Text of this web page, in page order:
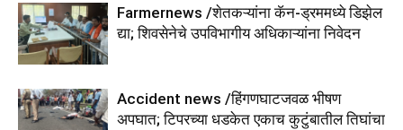
Farmernews /शेतकऱ्यांना कॅन-ड्रममध्ये डिझेल
द्या; शिवसेनेचे उपविभागीय अधिकाऱ्यांना निवेदन
Accident news /हिंगणघाटजवळ भीषण
अपघात; टिपरच्या धडकेत एकाच कुटुंबातील तिघांचा